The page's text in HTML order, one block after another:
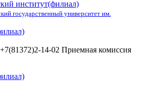
институт(филиал)
государственный университет им.
14-02 Приемная комиссия